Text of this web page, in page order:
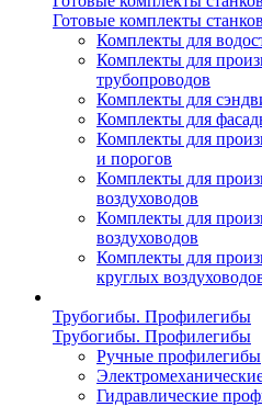
Готовые комплекты станков
Комплекты для
Комплекты для
трубопроводов
Комплекты для
Комплекты для
Комплекты для
и порогов
Комплекты для
воздуховодов
Комплекты для
воздуховодов
Комплекты для
круглых
Трубогибы. Профилегибы
Трубогибы. Профилегибы
Ручные профилегибы
Гидравлические